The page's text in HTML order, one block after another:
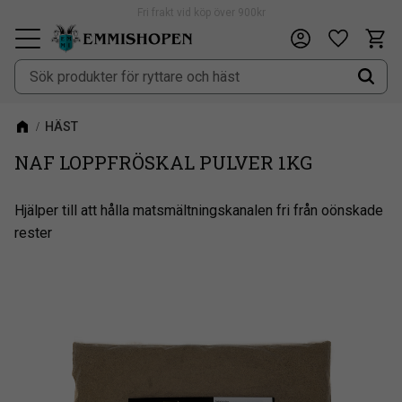
Meny
Fri frakt vid köp över 900kr
HÄST
NAF LOPPFRÖSKAL PULVER 1KG
Hjälper till att hålla matsmältningskanalen fri från oönskade
rester